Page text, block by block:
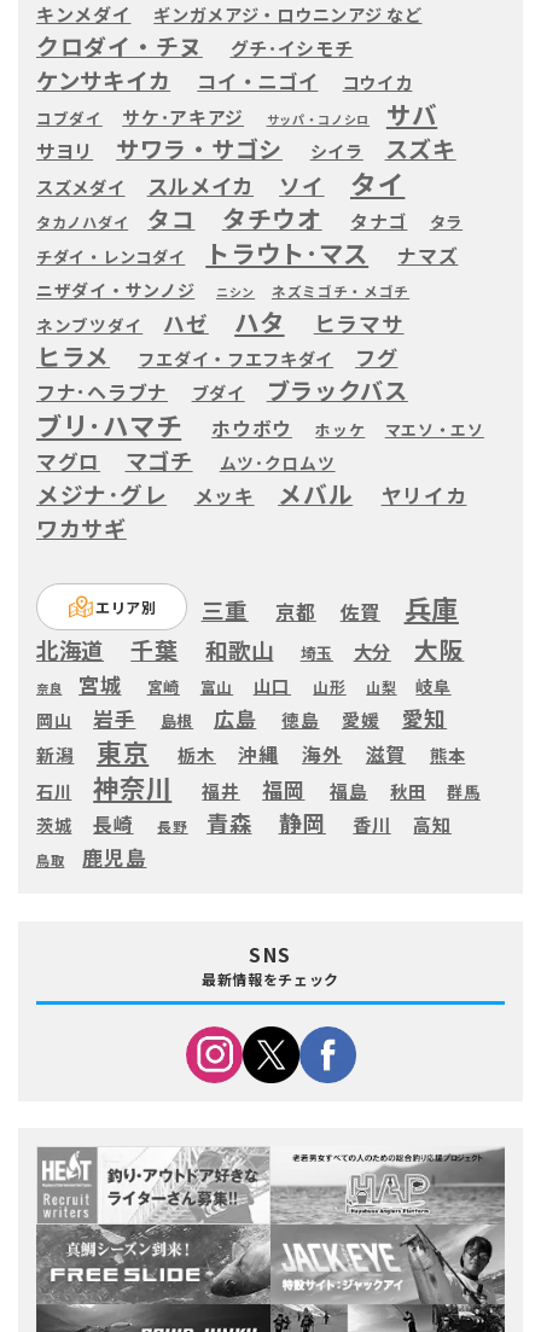
キンメダイ ギンガメアジ・ロウニンアジ など
クロダイ・チヌ グチ･イシモチ
ケンサキイカ コイ・ニゴイ コウイカ
コブダイ サケ･アキアジ サッパ・コノシロ サバ
サヨリ サワラ・サゴシ シイラ スズキ
スズメダイ スルメイカ ソイ タイ
タカノハダイ タコ タチウオ タナゴ
タラ
チダイ・レンコダイ
トラウト･マス ナマズ
ニザダイ・サンノジ ニシン ネズミゴチ・メゴチ
ネンブツダイ ハゼ ハタ ヒラマサ
ヒラメ フエダイ・フエフキダイ フグ
フナ･ヘラブナ ブダイ ブラックバス
ブリ･ハマチ ホウボウ ホッケ マエソ・エソ
マグロ マゴチ ムツ･クロムツ
メジナ･グレ メッキ メバル ヤリイカ
ワカサギ
エリア別 三重 京都 佐賀 兵庫
北海道 千葉 和歌山 埼玉 大分 大阪
奈良 宮城 宮崎 富山 山口 山形 山梨
岐阜
岡山
岩手 島根 広島 徳島 愛媛 愛知
新潟 東京 栃木 沖縄 海外 滋賀
熊本
石川
神奈川 福井 福岡 福島 秋田 群馬
茨城 長崎 長野 青森 静岡 香川 高知
鳥取 鹿児島
SNS
最新情報をチェック